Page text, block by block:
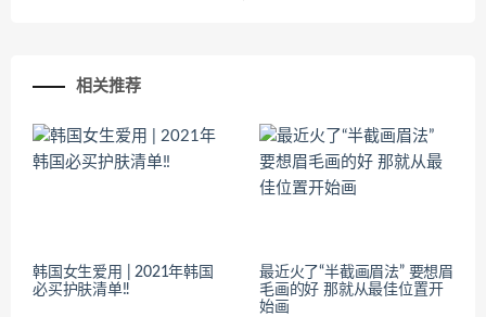
相关推荐
韩国女生爱用 | 2021年韩国
必买护肤清单‼️
最近火了“半截画眉法” 要想眉
毛画的好 那就从最佳位置开
始画